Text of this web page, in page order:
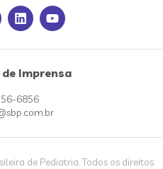
Imprensa
6856
de Pediatria. Todos os direitos